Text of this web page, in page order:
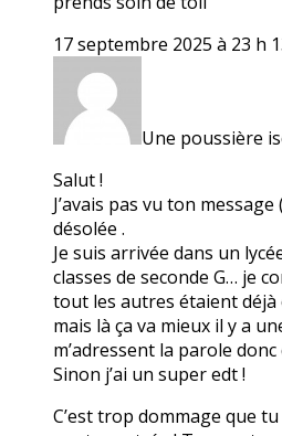
17 septembre 2025 à 23 h
Une poussière
Salut !
J’avais pas vu ton
désolée .
Je suis arrivée dans un
classes de seconde G… je
tout les autres étaient déjà
mais là ça va mieux il y a
m’adressent la parole donc
Sinon j’ai un super edt !
C’est trop dommage que